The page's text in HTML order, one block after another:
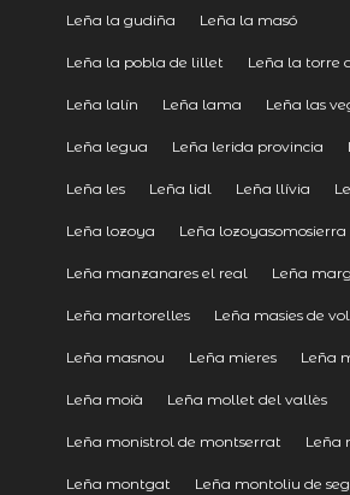
Leña la gudiña Leña la masó
Leña la pobla de lillet Leña la torre
Leña lalín Leña lama Leña las
Leña legua Leña lerida provincia
Leña les Leña lidl Leña llívia
Leña lozoya Leña lozoyasomosierra
Leña manzanares el real Leña
Leña martorelles Leña masies de
Leña masnou Leña mieres Leña
Leña moià Leña mollet del vallès
Leña monistrol de montserrat Leña
Leña montgat Leña montoliu de